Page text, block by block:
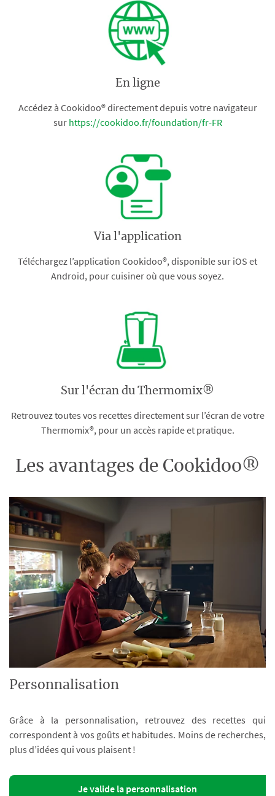
En ligne
Accédez à Cookidoo® directement depuis votre navigateur
sur https://cookidoo.fr/foundation/fr-FR
Via l'application
Téléchargez l’application Cookidoo®, disponible sur iOS et
Android, pour cuisiner où que vous soyez.
Sur l'écran du Thermomix®
Retrouvez toutes vos recettes directement sur l’écran de votre
Thermomix®, pour un accès rapide et pratique.
Les avantages de Cookidoo®
Personnalisation
Grâce à la personnalisation, retrouvez des recettes qui
correspondent à vos goûts et habitudes. Moins de recherches,
plus d’idées qui vous plaisent !
Je valide la personnalisation